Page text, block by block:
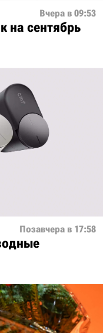
Вчера в 09:53
на сентябрь
Позавчера в 17:58